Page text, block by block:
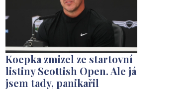
Koepka zmizel ze startovní
listiny Scottish Open. Ale já
jsem tady, panikařil